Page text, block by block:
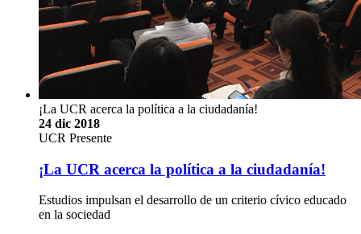
¡La UCR acerca la política a la ciudadanía!
24 dic 2018
UCR Presente
¡La UCR acerca la política a la ciudadanía!
Estudios impulsan el desarrollo de un criterio cívico educado
en la sociedad